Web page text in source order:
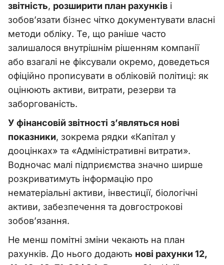
звітність, розширити план рахунків і
зобов’язати бізнес чітко документувати власні
методи обліку. Те, що раніше часто
залишалося внутрішнім рішенням компанії
або взагалі не фіксували окремо, доведеться
офіційно прописувати в обліковій політиці: як
оцінюють активи, витрати, резерви та
заборгованість.
У фінансовій звітності з’являться нові
показники, зокрема рядки «Капітал у
дооцінках» та «Адміністративні витрати».
Водночас малі підприємства значно ширше
розкриватимуть інформацію про
нематеріальні активи, інвестиції, біологічні
активи, забезпечення та довгострокові
зобов’язання.
Не менш помітні зміни чекають на план
рахунків. До нього додають нові рахунки 12,